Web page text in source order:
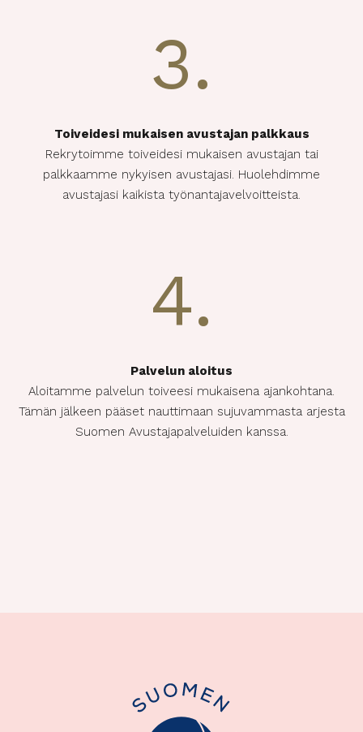
3.
Toiveidesi mukaisen avustajan palkkaus
Rekrytoimme toiveidesi mukaisen avustajan tai
palkkaamme nykyisen avustajasi. Huolehdimme
avustajasi kaikista työnantajavelvoitteista.
4.
Palvelun aloitus
Aloitamme palvelun toiveesi mukaisena ajankohtana.
Tämän jälkeen pääset nauttimaan sujuvammasta arjesta
Suomen Avustajapalveluiden kanssa.